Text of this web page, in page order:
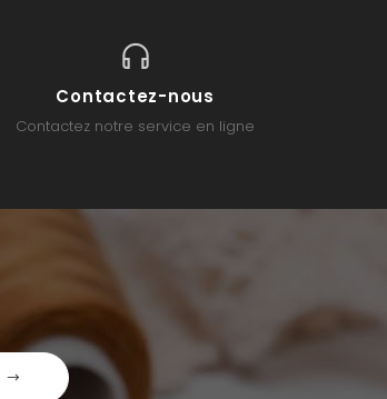
Contactez-nous
Contactez notre service en ligne